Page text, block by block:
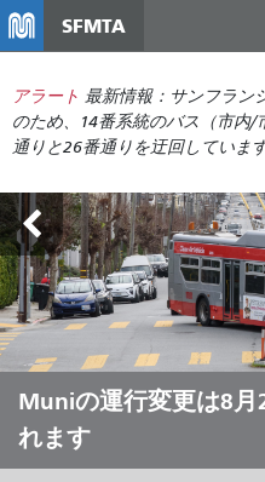
SFMTA
アラート 最新情報：サンフラン
のため、14番系統のバス（市内
通りと26番通りを迂回しています
アウトサイド・ラン
Muniの運行変更は8月
れます
夏はMuniで移動しよ
予算のギャップを埋